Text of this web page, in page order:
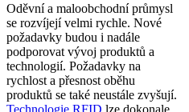
Oděvní a maloobchodní průmysl
se rozvíjejí velmi rychle. Nové
požadavky budou i nadále
podporovat vývoj produktů a
technologií. Požadavky na
rychlost a přesnost oběhu
produktů se také neustále zvyšují.
Technologie RFID lze dokonale